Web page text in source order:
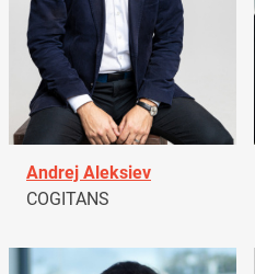
Andrej Aleksiev
COGITANS